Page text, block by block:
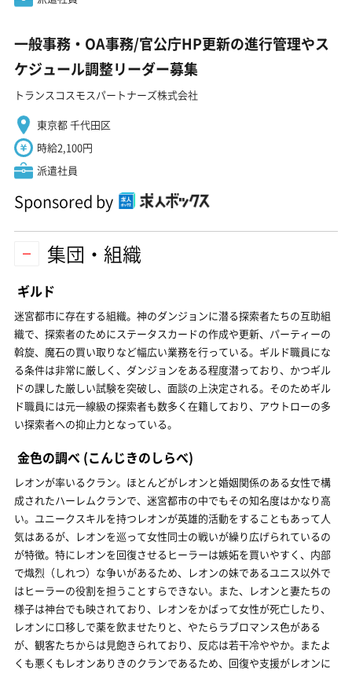
一般事務・OA事務/官公庁HP更新の進行管理やス
ケジュール調整リーダー募集
トランスコスモスパートナーズ株式会社
東京都 千代田区
時給2,100円
派遣社員
Sponsored by
集団・組織
ギルド
迷宮都市に存在する組織。神のダンジョンに潜る探索者たちの互助組
織で、探索者のためにステータスカードの作成や更新、パーティーの
斡旋、魔石の買い取りなど幅広い業務を行っている。ギルド職員にな
る条件は非常に厳しく、ダンジョンをある程度潜っており、かつギル
ドの課した厳しい試験を突破し、面談の上決定される。そのためギル
ド職員には元一線級の探索者も数多く在籍しており、アウトローの多
い探索者への抑止力となっている。
金色の調べ (こんじきのしらべ)
レオンが率いるクラン。ほとんどがレオンと婚姻関係のある女性で構
成されたハーレムクランで、迷宮都市の中でもその知名度はかなり高
い。ユニークスキルを持つレオンが英雄的活動をすることもあって人
気はあるが、レオンを巡って女性同士の戦いが繰り広げられているの
が特徴。特にレオンを回復させるヒーラーは嫉妬を買いやすく、内部
で熾烈（しれつ）な争いがあるため、レオンの妹であるユニス以外で
はヒーラーの役割を担うことすらできない。また、レオンと妻たちの
様子は神台でも映されており、レオンをかばって女性が死亡したり、
レオンに口移しで薬を飲ませたりと、やたらラブロマンス色がある
が、観客たちからは見飽きられており、反応は若干冷ややか。またよ
くも悪くもレオンありきのクランであるため、回復や支援がレオンに